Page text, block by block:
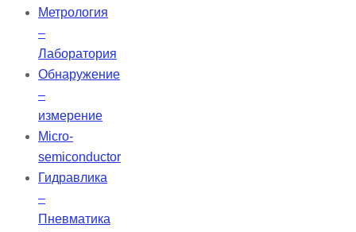
Метрология
–
Лаборатория
Обнаружение
–
измерение
Micro-
semiconductor
Гидравлика
–
Пневматика